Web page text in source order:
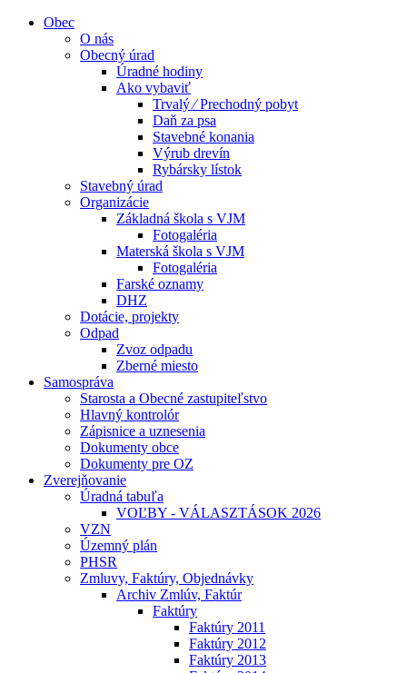
Obec
O nás
Obecný úrad
Úradné hodiny
Ako vybaviť
Trvalý ⁄ Prechodný pobyt
Daň za psa
Stavebné konania
Výrub drevín
Rybársky lístok
Stavebný úrad
Organizácie
Základná škola s VJM
Fotogaléria
Materská škola s VJM
Fotogaléria
Farské oznamy
DHZ
Dotácie, projekty
Odpad
Zvoz odpadu
Zberné miesto
Samospráva
Starosta a Obecné zastupiteľstvo
Hlavný kontrolór
Zápisnice a uznesenia
Dokumenty obce
Dokumenty pre OZ
Zverejňovanie
Úradná tabuľa
VOĽBY - VÁLASZTÁSOK 2026
VZN
Územný plán
PHSR
Zmluvy, Faktúry, Objednávky
Archiv Zmlúv, Faktúr
Faktúry
Faktúry 2011
Faktúry 2012
Faktúry 2013